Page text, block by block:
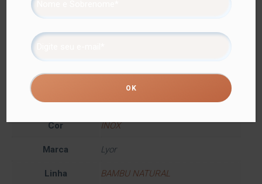
Informação adicional
Informação adicional
Dimensões 29 × 10 × 2 cm
Cor INOX
Marca Lyor
Linha BAMBU NATURAL